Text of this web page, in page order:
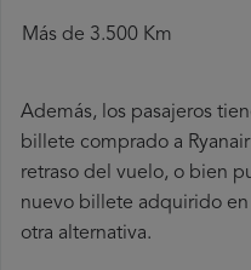
Más de 3.500 Km
Además, los pasajeros
billete comprado a
retraso del vuelo, o bien
nuevo billete adquirido
otra alternativa.